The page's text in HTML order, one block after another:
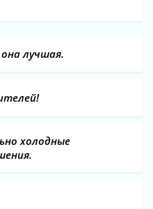
лучшая.
холодные